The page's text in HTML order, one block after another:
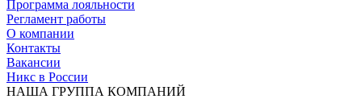
Программа лояльности
Регламент работы
О компании
Контакты
Вакансии
Никс в России
НАША ГРУППА КОМПАНИЙ